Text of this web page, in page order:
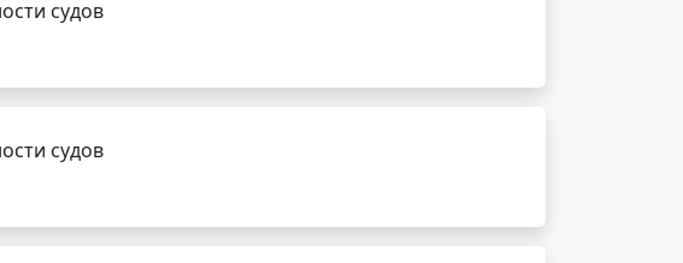
судов
судов